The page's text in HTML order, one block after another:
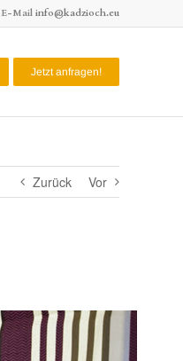
E-Mail info@kadzioch.eu
Jetzt anfragen!
Zurück Vor